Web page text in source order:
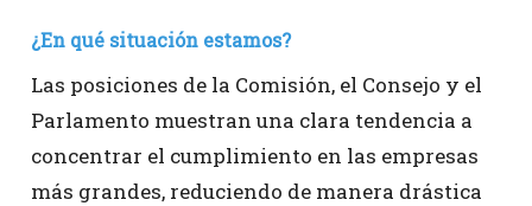
¿En qué situación estamos?
Las posiciones de la Comisión, el Consejo y el
Parlamento muestran una clara tendencia a
concentrar el cumplimiento en las empresas
más grandes, reduciendo de manera drástica